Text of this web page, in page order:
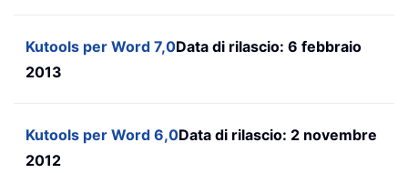
Kutools per Word 7,0Data di rilascio: 6 febbraio
2013
Kutools per Word 6,0Data di rilascio: 2 novembre
2012